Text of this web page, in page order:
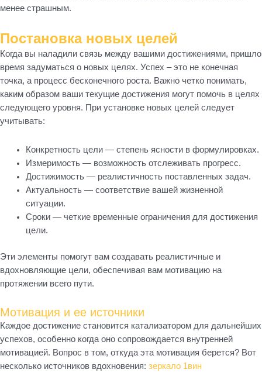
менее страшным.
Постановка новых целей
Когда вы наладили связь между вашими достижениями, пришло
время задуматься о новых целях. Успех – это не конечная
точка, а процесс бесконечного роста. Важно четко понимать,
каким образом ваши текущие достижения могут помочь в целях
следующего уровня. При установке новых целей следует
учитывать:
Конкретность цели — степень ясности в формулировках.
Измеримость — возможность отслеживать прогресс.
Достижимость — реалистичность поставленных задач.
Актуальность — соответствие вашей жизненной
ситуации.
Сроки — четкие временные ограничения для достижения
цели.
Эти элементы помогут вам создавать реалистичные и
вдохновляющие цели, обеспечивая вам мотивацию на
протяжении всего пути.
Мотивация и ее источники
Каждое достижение становится катализатором для дальнейших
успехов, особенно когда оно сопровождается внутренней
мотивацией. Вопрос в том, откуда эта мотивация берется? Вот
несколько источников вдохновения: зеркало 1вин